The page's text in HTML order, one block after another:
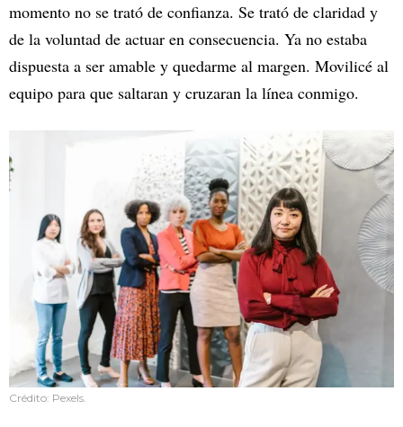
momento no se trató de confianza. Se trató de claridad y
de la voluntad de actuar en consecuencia. Ya no estaba
dispuesta a ser amable y quedarme al margen. Movilicé al
equipo para que saltaran y cruzaran la línea conmigo.
Crédito: Pexels.